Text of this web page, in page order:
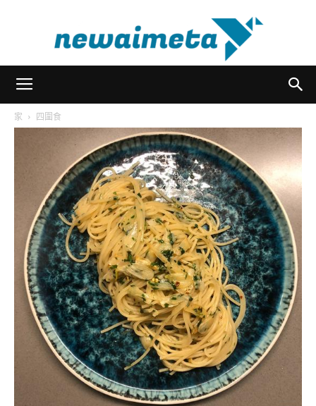
家 四圍食